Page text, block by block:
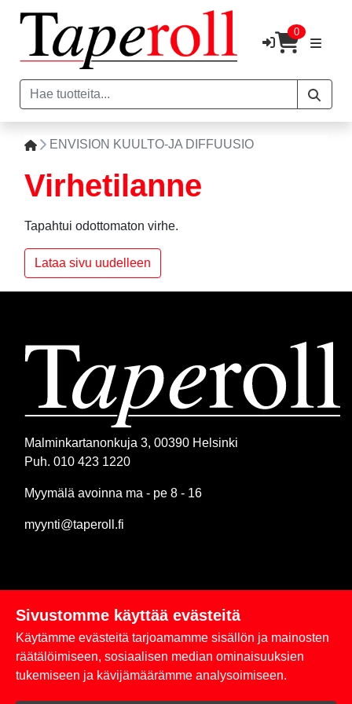
0
ENVISION KUULTO-JA DIFFUUSIO
Virhetilanne
Tapahtui odottomaton virhe.
Lataa sivu uudelleen
Malminkartanonkuja 3, 00390 Helsinki
Puh. 010 423 1220
Myymälä avoinna ma - pe 8 - 16
myynti@taperoll.fi
Linkit
Rekisteriseloste
Sivustomme käyttää evästeitä
Käytämme evästeitä tarjoamamme sisällön ja mainosten
räätälöimiseen, sosiaalisen median ominaisuuksien
tukemiseen ja kävijämäärämme analysoimiseen.